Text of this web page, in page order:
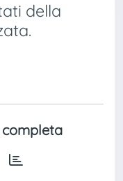
della
completa